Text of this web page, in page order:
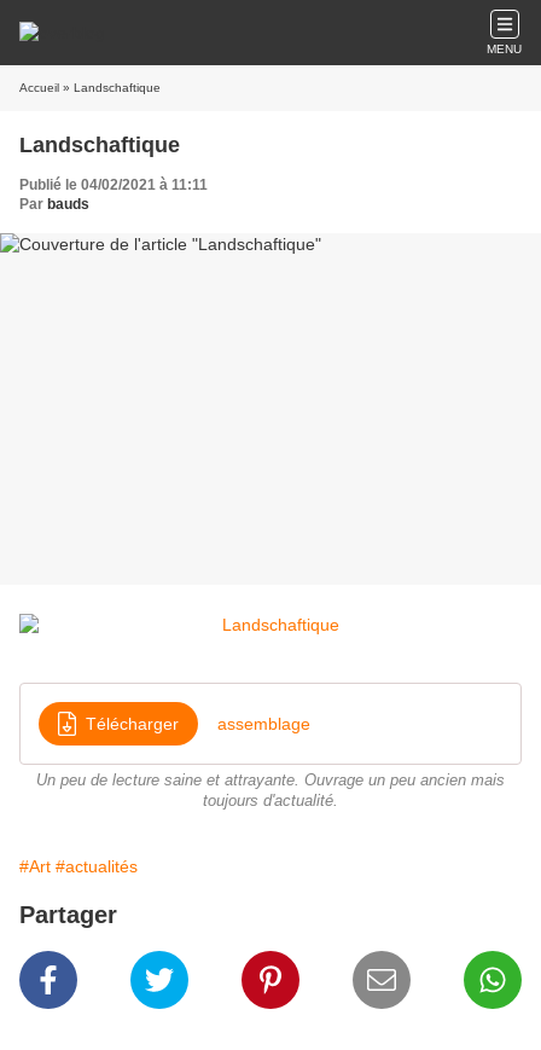
MENU
Accueil » Landschaftique
Landschaftique
Publié le 04/02/2021 à 11:11
Par bauds
Télécharger assemblage
Un peu de lecture saine et attrayante. Ouvrage un peu ancien mais
toujours d'actualité.
#Art #actualités
Partager